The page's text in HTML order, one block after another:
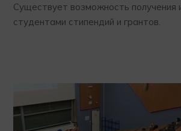
Существует возможность получения
студентами стипендий и грантов.